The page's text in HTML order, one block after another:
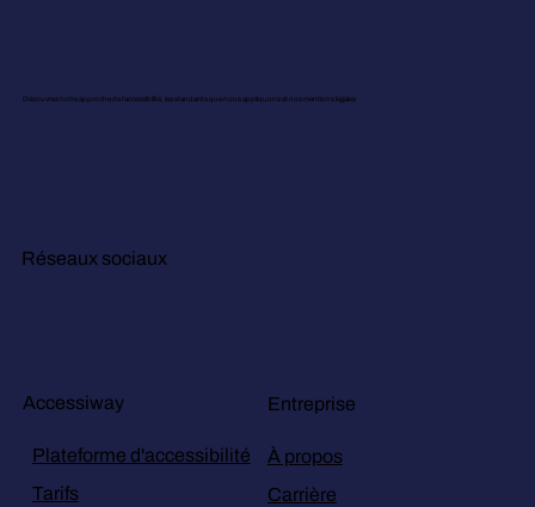
Découvrez notre approche de l’accessibilité, les standards que nous appliquons et nos mentions légales
Réseaux sociaux
Accessiway
Plateforme d'accessibilité
Tarifs
Entreprise
À propos
Carrière